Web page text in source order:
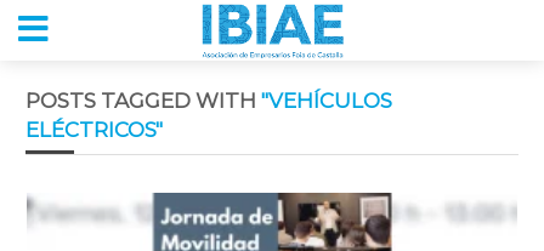
POSTS TAGGED WITH "VEHÍCULOS
ELÉCTRICOS"